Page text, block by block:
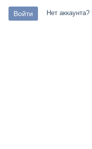
Нет аккаунта?